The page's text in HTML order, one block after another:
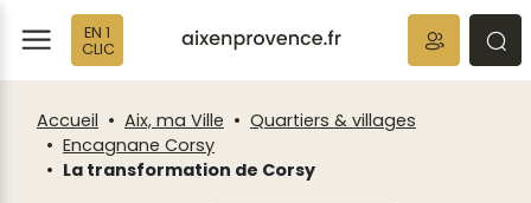
EN 1
CLIC
Accueil Aix, ma Ville
Quartiers & villages
Encagnane Corsy
La transformation de Corsy
Fenêtre
de
chat
Panneau de gestion des cookies